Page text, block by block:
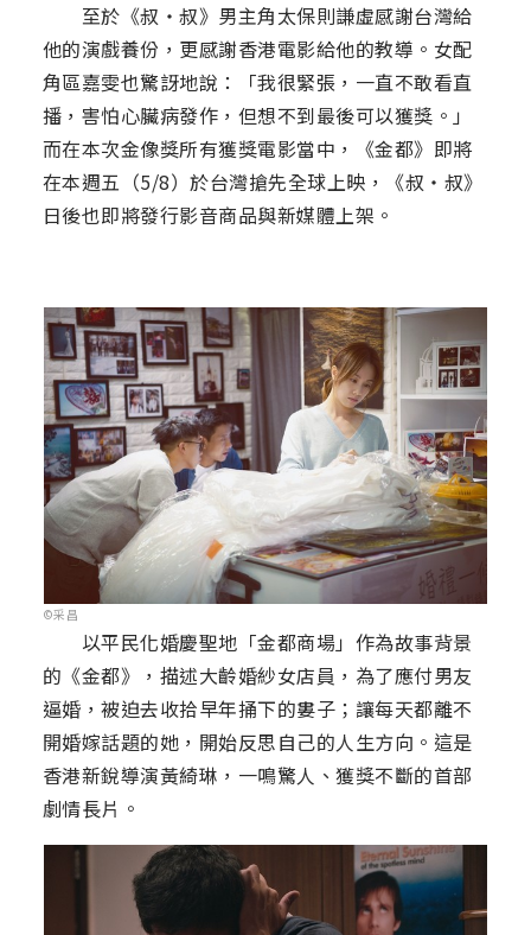
至於《叔‧叔》男主角太保則謙虛感謝台灣給
他的演戲養份，更感謝香港電影給他的教導。女配
角區嘉雯也驚訝地說：「我很緊張，一直不敢看直
播，害怕心臟病發作，但想不到最後可以獲獎。」
而在本次金像獎所有獲獎電影當中，《金都》即將
在本週五（5/8）於台灣搶先全球上映，《叔‧叔》
日後也即將發行影音商品與新媒體上架。
©采昌
以平民化婚慶聖地「金都商場」作為故事背景
的《金都》，描述大齡婚紗女店員，為了應付男友
逼婚，被迫去收拾早年捅下的婁子；讓每天都離不
開婚嫁話題的她，開始反思自己的人生方向。這是
香港新銳導演黃綺琳，一鳴驚人、獲獎不斷的首部
劇情長片。